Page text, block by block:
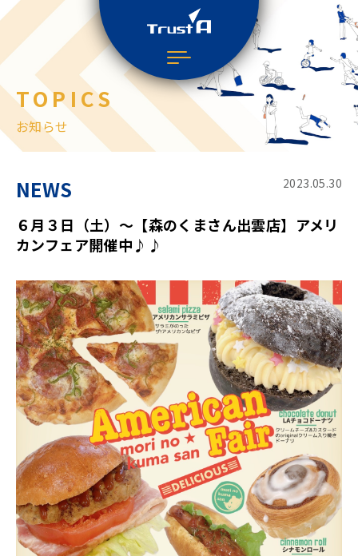
TOPICS
お知らせ
NEWS 2023.05.30
６月３日（土）～【森のくまさん出雲店】アメリ
カンフェア開催中♪♪